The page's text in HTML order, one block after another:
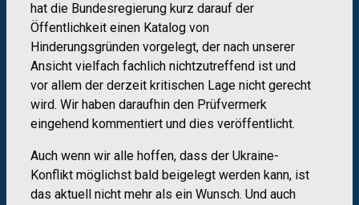
hat die Bundesregierung kurz darauf der
Öffentlichkeit einen Katalog von
Hinderungsgründen vorgelegt, der nach unserer
Ansicht vielfach fachlich nichtzutreffend ist und
vor allem der derzeit kritischen Lage nicht gerecht
wird. Wir haben daraufhin den Prüfvermerk
eingehend kommentiert und dies veröffentlicht.
Auch wenn wir alle hoffen, dass der Ukraine-
Konflikt möglichst bald beigelegt werden kann, ist
das aktuell nicht mehr als ein Wunsch. Und auch